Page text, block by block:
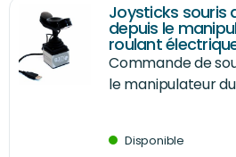
Joysticks souris
depuis le
roulant
Commande de
le manipulateur du
Disponible